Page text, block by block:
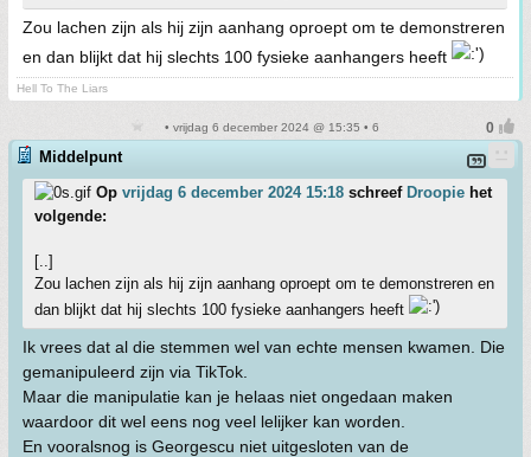
Zou lachen zijn als hij zijn aanhang oproept om te demonstreren
en dan blijkt dat hij slechts 100 fysieke aanhangers heeft
Hell To The Liars
• vrijdag 6 december 2024 @ 15:35 • 6
Middelpunt
Op vrijdag 6 december 2024 15:18 schreef Droopie het
volgende:
[..]
Zou lachen zijn als hij zijn aanhang oproept om te demonstreren en
dan blijkt dat hij slechts 100 fysieke aanhangers heeft
Ik vrees dat al die stemmen wel van echte mensen kwamen. Die
gemanipuleerd zijn via TikTok.
Maar die manipulatie kan je helaas niet ongedaan maken
waardoor dit wel eens nog veel lelijker kan worden.
En vooralsnog is Georgescu niet uitgesloten van de